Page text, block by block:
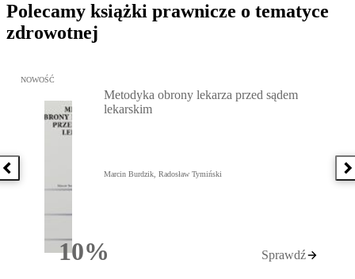
Polecamy książki prawnicze o tematyce
zdrowotnej
Poprzednia książka
Przejdź do: Metodyka obrony lekarza przed sądem lekarskim,
NOWOŚĆ
10%Rabatu
Metodyka obrony lekarza przed sądem
lekarskim
Marcin Burdzik, Radosław Tymiński
Sprawdź